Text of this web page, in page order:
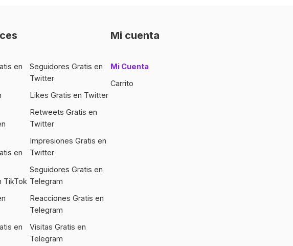
en
en
TikTok
en
Seguidores Gratis en
Twitter
Likes Gratis en Twitter
Retweets Gratis en
Twitter
Impresiones Gratis en
Twitter
Seguidores Gratis en
Telegram
Reacciones Gratis en
Telegram
Visitas Gratis en
Telegram
Mi cuenta
Mi Cuenta
Carrito